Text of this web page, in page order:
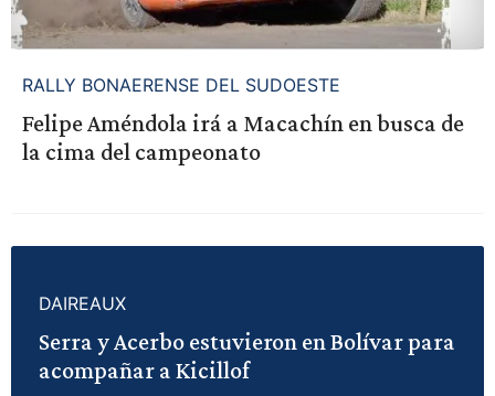
RALLY BONAERENSE DEL SUDOESTE
Felipe Améndola irá a Macachín en busca de
la cima del campeonato
DAIREAUX
Serra y Acerbo estuvieron en Bolívar para
acompañar a Kicillof